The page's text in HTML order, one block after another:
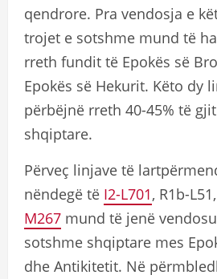
qendrore. Pra vendosja e
trojet e sotshme mund të
rreth fundit të Epokës së
Epokës së Hekurit. Këto dy
përbëjnë rreth 40-45% të
shqiptare.
Përveç linjave të
nëndegë të I2-L701, R1b-L51,
M267 mund të jenë
sotshme shqiptare mes
dhe Antikitetit. Në